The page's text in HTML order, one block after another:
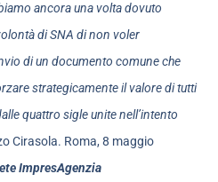
ancora una volta dovuto
di SNA di non voler
di un documento comune che
strategicamente il valore di tutti
quattro sigle unite nell’intento
Cirasola. Roma, 8 maggio
ImpresAgenzia